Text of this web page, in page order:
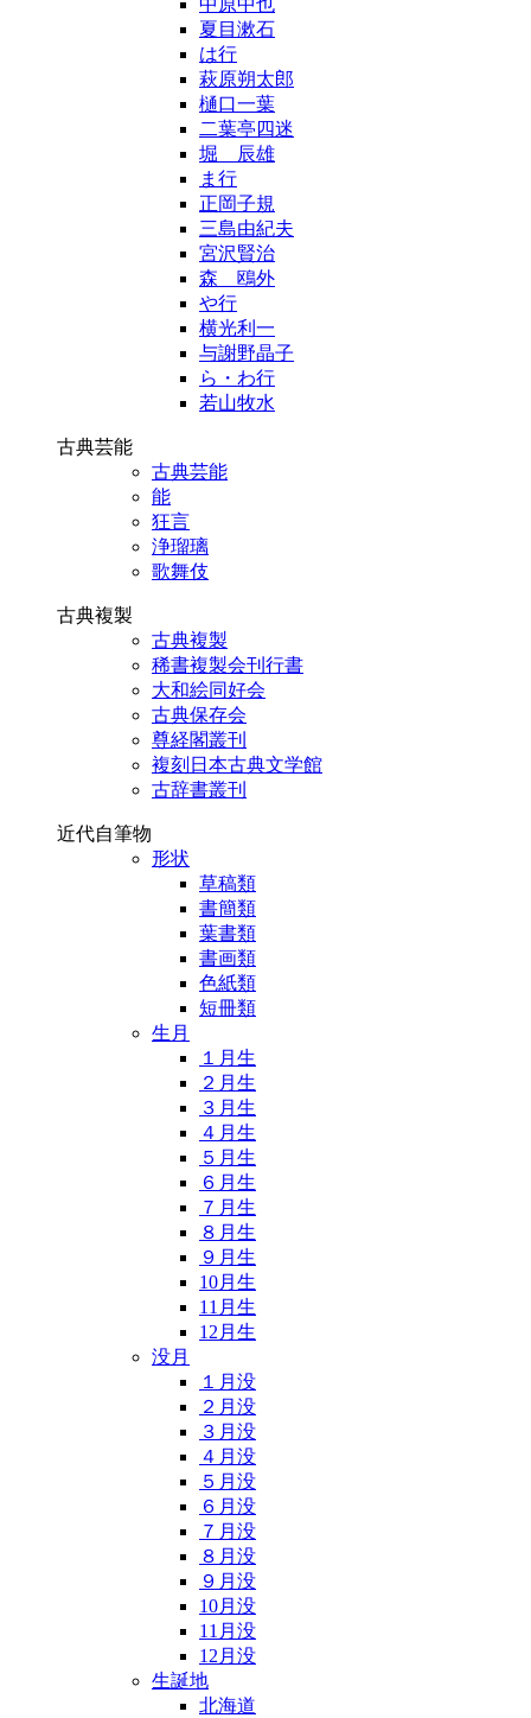
中原中也
夏目漱石
は行
萩原朔太郎
樋口一葉
二葉亭四迷
堀 辰雄
ま行
正岡子規
三島由紀夫
宮沢賢治
森 鴎外
や行
横光利一
与謝野晶子
ら・わ行
若山牧水
古典芸能
古典芸能
能
狂言
浄瑠璃
歌舞伎
古典複製
古典複製
稀書複製会刊行書
大和絵同好会
古典保存会
尊経閣叢刊
複刻日本古典文学館
古辞書叢刊
近代自筆物
形状
草稿類
書簡類
葉書類
書画類
色紙類
短冊類
生月
１月生
２月生
３月生
４月生
５月生
６月生
７月生
８月生
９月生
10月生
11月生
12月生
没月
１月没
２月没
３月没
４月没
５月没
６月没
７月没
８月没
９月没
10月没
11月没
12月没
生誕地
北海道